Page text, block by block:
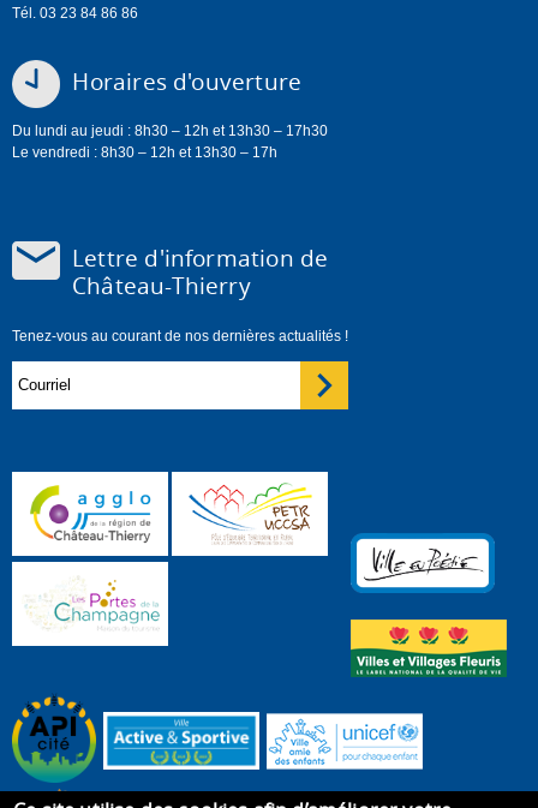
Tél. 03 23 84 86 86
Horaires d'ouverture
Du lundi au jeudi : 8h30 – 12h et 13h30 – 17h30
Le vendredi : 8h30 – 12h et 13h30 – 17h
Lettre d'information de
Château-Thierry
Tenez-vous au courant de nos dernières actualités !